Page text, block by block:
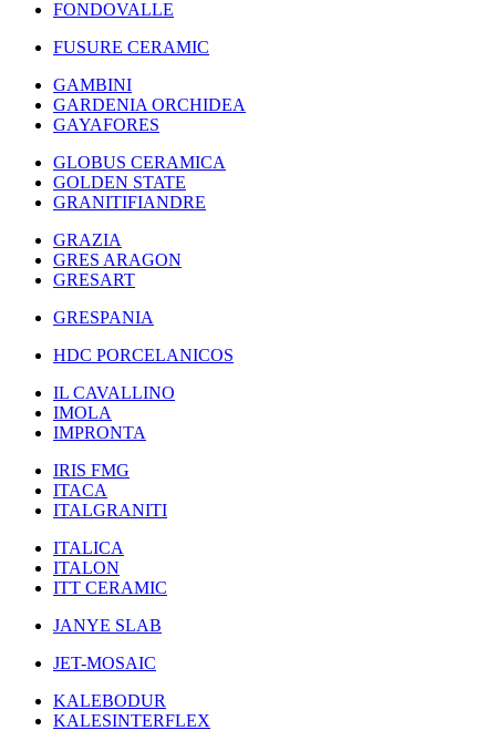
FONDOVALLE
FUSURE CERAMIC
GAMBINI
GARDENIA ORCHIDEA
GAYAFORES
GLOBUS CERAMICA
GOLDEN STATE
GRANITIFIANDRE
GRAZIA
GRES ARAGON
GRESART
GRESPANIA
HDC PORCELANICOS
IL CAVALLINO
IMOLA
IMPRONTA
IRIS FMG
ITACA
ITALGRANITI
ITALICA
ITALON
ITT CERAMIC
JANYE SLAB
JET-MOSAIC
KALEBODUR
KALESINTERFLEX